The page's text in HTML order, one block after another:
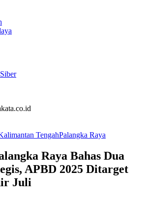
TengahPalangka Raya
Raya Bahas Dua
APBD 2025 Ditarget
Juli